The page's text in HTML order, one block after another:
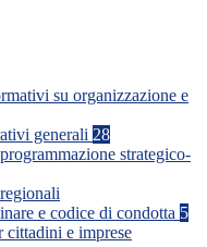
su organizzazione e
generali 28
strategico-
e codice di condotta 5
e imprese